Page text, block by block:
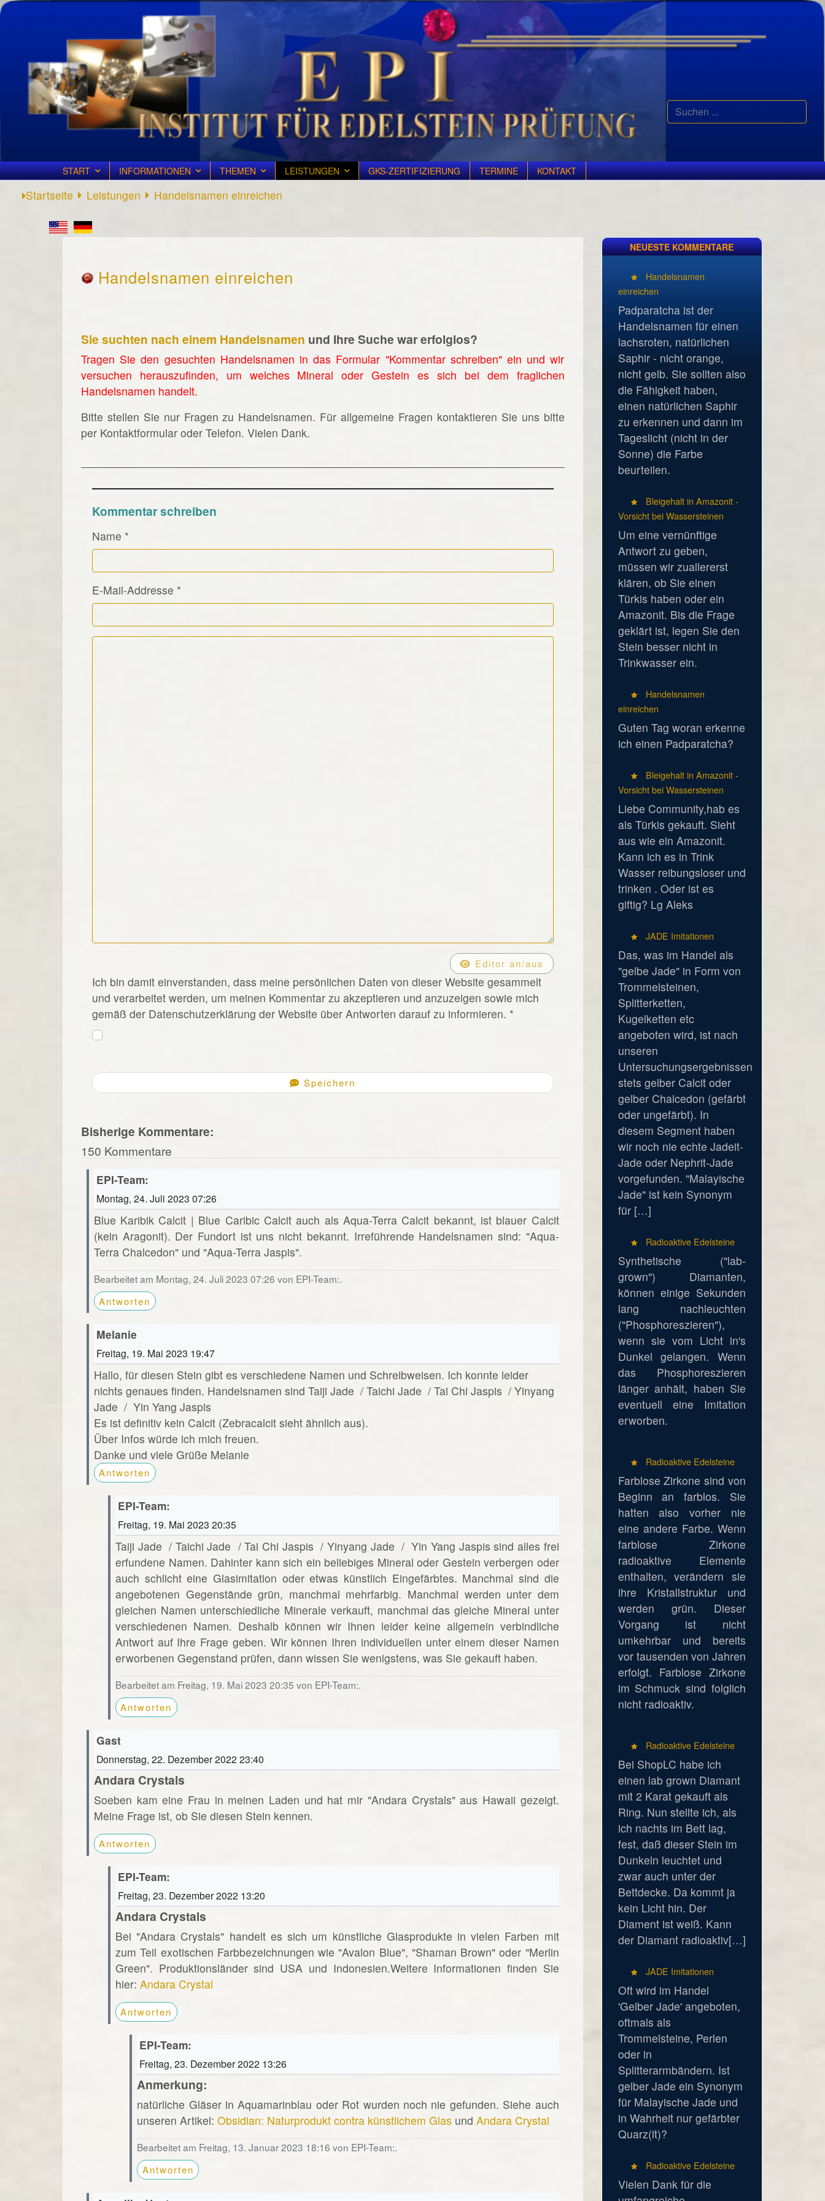
Suchen
...
START INFORMATIONEN THEMEN LEISTUNGEN GKS-ZERTIFIZIERUNG TERMINE KONTAKT
Startseite Leistungen Handelsnamen einreichen
Handelsnamen einreichen
Sie suchten nach einem Handelsnamen und Ihre Suche war erfolglos?
Tragen Sie den gesuchten Handelsnamen in das Formular "Kommentar schreiben" ein und wir
versuchen herauszufinden, um welches Mineral oder Gestein es sich bei dem fraglichen
Handelsnamen handelt.
Bitte stellen Sie nur Fragen zu Handelsnamen. Für allgemeine Fragen kontaktieren Sie uns bitte
per Kontaktformular oder Telefon. Vielen Dank.
Kommentar schreiben
Name *
E-Mail-Addresse *
Kommentar Text
Editor an/aus
Ich bin damit einverstanden, dass meine persönlichen Daten von dieser Website gesammelt
und verarbeitet werden, um meinen Kommentar zu akzeptieren und anzuzeigen sowie mich
gemäß der Datenschutzerklärung der Website über Antworten darauf zu informieren. *
Speichern
Bisherige Kommentare:
150 Kommentare
EPI-Team:
Montag, 24. Juli 2023 07:26
Blue Karibik Calcit | Blue Caribic Calcit auch als Aqua-Terra Calcit bekannt, ist blauer Calcit
(kein Aragonit). Der Fundort ist uns nicht bekannt. Irreführende Handelsnamen sind: "Aqua-
Terra Chalcedon" und "Aqua-Terra Jaspis".
Bearbeitet am Montag, 24. Juli 2023 07:26 von EPI-Team:.
Antworten
Melanie
Freitag, 19. Mai 2023 19:47
Hallo, für diesen Stein gibt es verschiedene Namen und Schreibweisen. Ich konnte leider
nichts genaues finden. Handelsnamen sind Taiji Jade / Taichi Jade / Tai Chi Jaspis / Yinyang
Jade / Yin Yang Jaspis
Es ist definitiv kein Calcit (Zebracalcit sieht ähnlich aus).
Über Infos würde ich mich freuen.
Danke und viele Grüße Melanie
Antworten
EPI-Team:
Freitag, 19. Mai 2023 20:35
Taiji Jade / Taichi Jade / Tai Chi Jaspis / Yinyang Jade / Yin Yang Jaspis sind alles frei
erfundene Namen. Dahinter kann sich ein beliebiges Mineral oder Gestein verbergen oder
auch schlicht eine Glasimitation oder etwas künstlich Eingefärbtes. Manchmal sind die
angebotenen Gegenstände grün, manchmal mehrfarbig. Manchmal werden unter dem
gleichen Namen unterschiedliche Minerale verkauft, manchmal das gleiche Mineral unter
verschiedenen Namen. Deshalb können wir Ihnen leider keine allgemein verbindliche
Antwort auf Ihre Frage geben. Wir können Ihren individuellen unter einem dieser Namen
erworbenen Gegenstand prüfen, dann wissen Sie wenigstens, was Sie gekauft haben.
Bearbeitet am Freitag, 19. Mai 2023 20:35 von EPI-Team:.
Antworten
Gast
Donnerstag, 22. Dezember 2022 23:40
Andara Crystals
Soeben kam eine Frau in meinen Laden und hat mir "Andara Crystals" aus Hawaii gezeigt.
Meine Frage ist, ob Sie diesen Stein kennen.
Antworten
EPI-Team:
Freitag, 23. Dezember 2022 13:20
Andara Crystals
Bei "Andara Crystals" handelt es sich um künstliche Glasprodukte in vielen Farben mit
zum Teil exotischen Farbbezeichnungen wie "Avalon Blue", "Shaman Brown" oder "Merlin
Green". Produktionsländer sind USA und Indonesien.Weitere Informationen finden Sie
hier: Andara Crystal
Antworten
EPI-Team:
Freitag, 23. Dezember 2022 13:26
Anmerkung:
natürliche Gläser in Aquamarinblau oder Rot wurden noch nie gefunden. Siehe auch
unseren Artikel:Obsidian: Naturprodukt contra künstlichem Glas undAndara Crystal
Bearbeitet am Freitag, 13. Januar 2023 18:16 von EPI-Team:.
Antworten
NEUESTE KOMMENTARE
Handelsnamen
einreichen
Padparatcha ist der
Handelsnamen für einen
lachsroten, natürlichen
Saphir - nicht orange,
nicht gelb. Sie sollten also
die Fähigkeit haben,
einen natürlichen Saphir
zu erkennen und dann im
Tageslicht (nicht in der
Sonne) die Farbe
beurteilen.
Bleigehalt in Amazonit -
Vorsicht bei Wassersteinen
Um eine vernünftige
Antwort zu geben,
müssen wir zuallererst
klären, ob Sie einen
Türkis haben oder ein
Amazonit. Bis die Frage
geklärt ist, legen Sie den
Stein besser nicht in
Trinkwasser ein.
Handelsnamen
einreichen
Guten Tag woran erkenne
ich einen Padparatcha?
Bleigehalt in Amazonit -
Vorsicht bei Wassersteinen
Liebe Community,hab es
als Türkis gekauft. Sieht
aus wie ein Amazonit.
Kann ich es in Trink
Wasser reibungsloser und
trinken . Oder ist es
giftig? Lg Aleks
JADE Imitationen
Das, was im Handel als
"gelbe Jade" in Form von
Trommelsteinen,
Splitterketten,
Kugelketten etc
angeboten wird, ist nach
unseren
Untersuchungsergebnissen
stets gelber Calcit oder
gelber Chalcedon (gefärbt
oder ungefärbt). In
diesem Segment haben
wir noch nie echte Jadeit-
Jade oder Nephrit-Jade
vorgefunden. "Malayische
Jade" ist kein Synonym
für […]
Radioaktive Edelsteine
Synthetische ("lab-
grown") Diamanten,
können einige Sekunden
lang nachleuchten
("Phosphoreszieren"),
wenn sie vom Licht in's
Dunkel gelangen. Wenn
das Phosphoreszieren
länger anhält, haben Sie
eventuell eine Imitation
erworben.
Radioaktive Edelsteine
Farblose Zirkone sind von
Beginn an farblos. Sie
hatten also vorher nie
eine andere Farbe. Wenn
farblose Zirkone
radioaktive Elemente
enthalten, verändern sie
ihre Kristallstruktur und
werden grün. Dieser
Vorgang ist nicht
umkehrbar und bereits
vor tausenden von Jahren
erfolgt. Farblose Zirkone
im Schmuck sind folglich
nicht radioaktiv.
Radioaktive Edelsteine
Bei ShopLC habe ich
einen lab grown Diamant
mit 2 Karat gekauft als
Ring. Nun stellte ich, als
ich nachts im Bett lag,
fest, daß dieser Stein im
Dunkeln leuchtet und
zwar auch unter der
Bettdecke. Da kommt ja
kein Licht hin. Der
Diament ist weiß. Kann
der Diamant radioaktiv[…]
JADE Imitationen
Oft wird im Handel
'Gelber Jade' angeboten,
oftmals als
Trommelsteine, Perlen
oder in
Splitterarmbändern. Ist
gelber Jade ein Synonym
für Malayische Jade und
in Wahrheit nur gefärbter
Quarz(it)?
Radioaktive Edelsteine
Vielen Dank für die